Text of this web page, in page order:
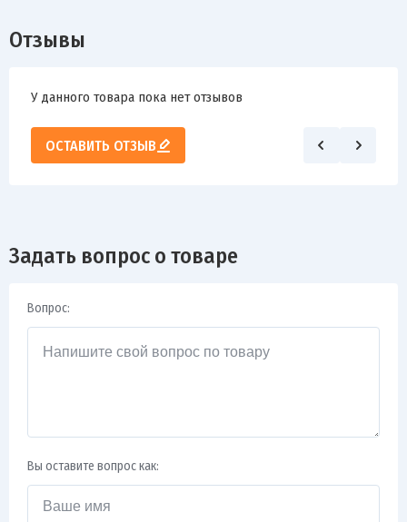
Отзывы
У данного товара пока нет отзывов
ОСТАВИТЬ ОТЗЫВ
Задать вопрос о товаре
Вопрос:
Вы оставите вопрос как: